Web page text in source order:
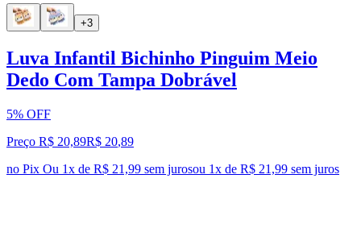
+3
Luva Infantil Bichinho Pinguim Meio
Dedo Com Tampa Dobrável
5% OFF
Preço R$ 20,89R$ 20,89
no Pix Ou 1x de R$ 21,99 sem jurosou 1x de R$ 21,99 sem juros